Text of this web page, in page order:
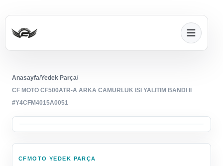
Anasayfa/Yedek Parça/
CF MOTO CF500ATR-A ARKA CAMURLUK ISI YALITIM BANDI II
#Y4CFM4015A0051
CFMOTO YEDEK PARÇA